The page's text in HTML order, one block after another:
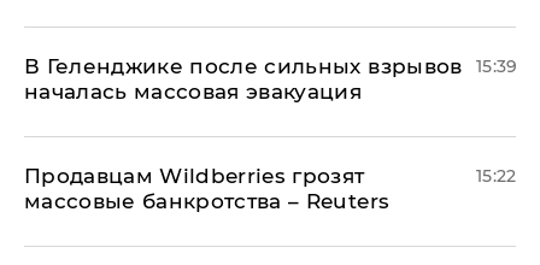
В Геленджике после сильных взрывов
началась массовая эвакуация
15:39
Продавцам Wildberries грозят
массовые банкротства – Reuters
15:22